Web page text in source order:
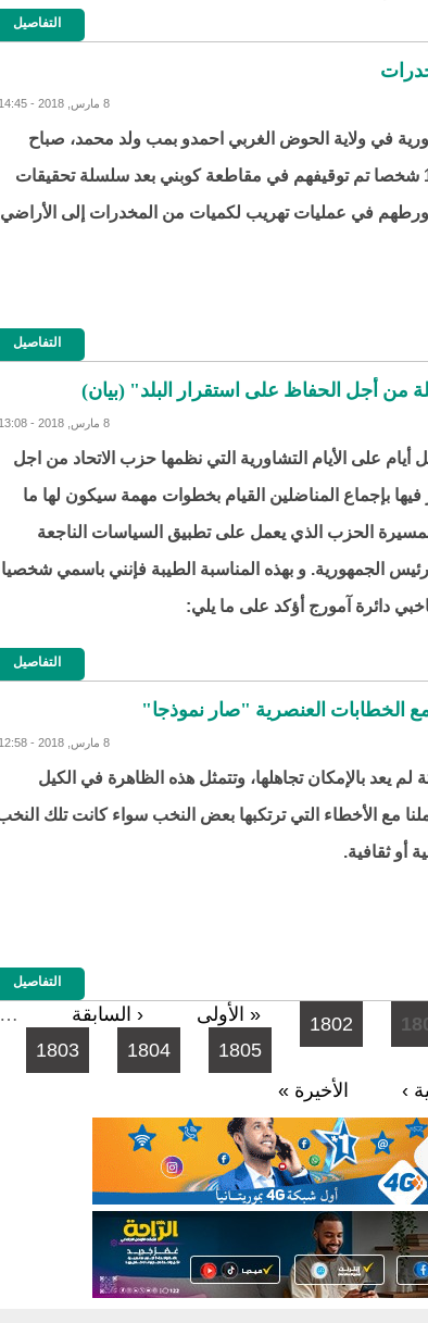
التفاصيل
8 مارس, 2018 - 14:45
في ولاية الحوض الغربي احمدو بمب ولد محمد، صباح
اليوم باعتقال 11 شخصا تم توقيفهم في مقاطعة كوبني بعد سلسلة تحقيقات
في عمليات تهريب لكميات من المخدرات إلى الأراضي
التفاصيل
من أجل الحفاظ على استقرار البلد" (بيان)
8 مارس, 2018 - 13:08
أيام على الأيام التشاورية التي نظمها حزب الاتحاد من اجل
فيها بإجماع المناضلين القيام بخطوات مهمة سيكون لها ما
الحزب الذي يعمل على تطبيق السياسات الناجعة
رئيس الجمهورية. و بهذه المناسبة الطيبة فإنني باسمي شخصيا
دائرة آمورج أؤكد على ما يلي:
التفاصيل
الخطابات العنصرية "صار نموذجا"
8 مارس, 2018 - 12:58
لم يعد بالإمكان تجاهلها، وتتمثل هذه الظاهرة في الكيل
مع الأخطاء التي ترتكبها بعض النخب سواء كانت تلك
أو ثقافية.
التفاصيل
« الأولى ‹ السابقة …
1802
1803
1804
1805
› الأخيرة »